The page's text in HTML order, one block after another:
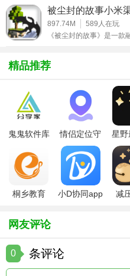
堕龙窟手机版攻略
1. 优先提升生存技能：初期
2. 观察环境：仔细搜索每个
3. 利用NPC：与遇到的每个
信息或任务。
4. 策略战斗：面对敌人时，
能优势进行攻击。
5. 保存进度：定期保存游戏
《堕龙窟手机版》适合喜欢
家。其精美的画面、引人入
将为您带来前所未有的游戏
被尘封的故事小米
897.74M 589 人在玩
《被尘封的故事》是一款
精品推荐
鬼鬼软件库
情侣定位守
护软件
星野
桐乡教育
小D协同app
减
网友评论
0 条评论